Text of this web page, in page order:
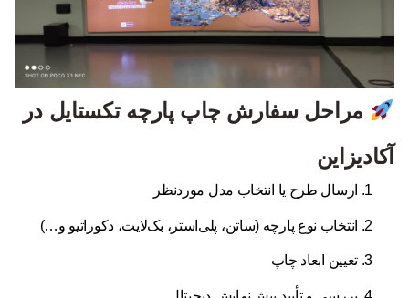
مراحل سفارش چاپ پارچه تکستایل در
آکادیزاین
ارسال طرح یا انتخاب مدل موردنظر
انتخاب نوع پارچه (ساتن، پلی‌استر، بک‌لایت، دکوراتیو و…)
تعیین ابعاد چاپ